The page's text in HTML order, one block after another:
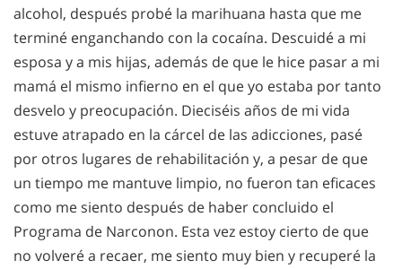
alcohol, después probé la marihuana hasta que me
terminé enganchando con la cocaína. Descuidé a mi
esposa y a mis hijas, además de que le hice pasar a mi
mamá el mismo infierno en el que yo estaba por tanto
desvelo y preocupación. Dieciséis años de mi vida
estuve atrapado en la cárcel de las adicciones, pasé
por otros lugares de rehabilitación y, a pesar de que
un tiempo me mantuve limpio, no fueron tan eficaces
como me siento después de haber concluido el
Programa de Narconon. Esta vez estoy cierto de que
no volveré a recaer, me siento muy bien y recuperé la